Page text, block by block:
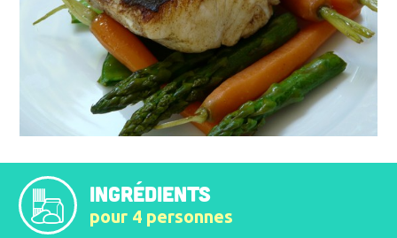
INGRÉDIENTS
pour 4 personnes